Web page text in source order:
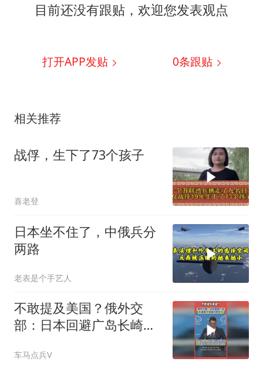
目前还没有跟贴，欢迎您发表观点
打开APP发贴 0条跟贴
相关推荐
战俘，生下了73个孩子
喜老登
日本坐不住了，中俄兵分
两路
老表是个手艺人
不敢提及美国？俄外交
部：日本回避广岛长崎原
车马点兵V